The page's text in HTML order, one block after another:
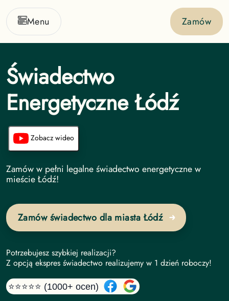
Menu Zamów
Świadectwo
Energetyczne Łódź
Zobacz wideo
Świadectwo Energetyczne undefined
Zamów w pełni legalne świadectwo energetyczne w
mieście Łódź!
Zamów świadectwo dla miasta Łódź
Potrzebujesz szybkiej realizacji?
Z opcją ekspres świadectwo realizujemy w 1 dzień roboczy!
⭐⭐⭐⭐⭐ (1000+ ocen)